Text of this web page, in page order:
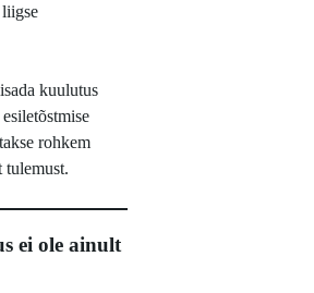
liigse
kuulutus
rohkem
tulemust.
ei ole ainult